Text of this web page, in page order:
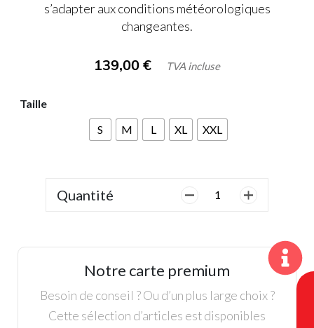
s’adapter aux conditions météorologiques
changeantes.
139,00 € TVA incluse
Taille
S
M L XL XXL
Quantité
quantité
Pull
Homme,
Noir
Notre carte premium
Besoin de conseil ? Ou d’un plus large choix ?
Cette sélection d’articles est disponibles